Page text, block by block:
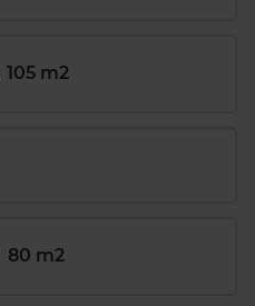
105 m2
80 m2